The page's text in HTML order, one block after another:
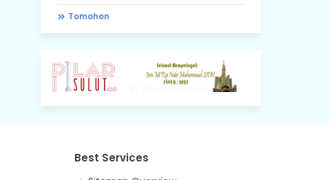
Tomohon
Best Services